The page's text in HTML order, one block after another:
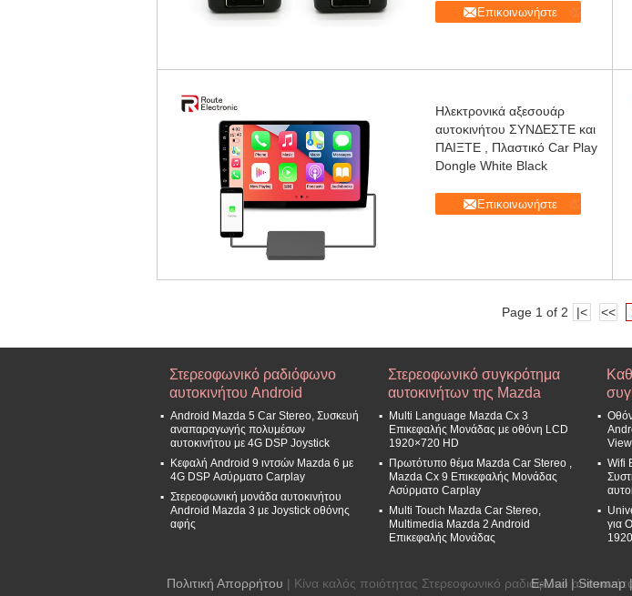
Επικοινωνήστε
Ηλεκτρονικά αξεσουάρ
αυτοκινήτου ΣΥΝΔΕΣΤΕ και
ΠΑΙΞΤΕ , Πλαστικό Car Play
Dongle White Black
Επικοινωνήστε
Page 1 of 2 |< <<
Στερεοφωνικό ραδιόφωνο
αυτοκινήτου Android
Android Mazda 5 Car Stereo, Συσκευή
αναπαραγωγής πολυμέσων
αυτοκινήτου με 4G DSP Joystick
Κεφαλή Android 9 ιντσών Mazda 6 με
4G DSP Ασύρματο Carplay
Στερεοφωνική μονάδα αυτοκινήτου
Android Mazda 3 με Joystick οθόνης
αφής
Στερεοφωνικό συγκρότημα
αυτοκινήτων της Mazda
Multi Language Mazda Cx 3
Επικεφαλής Μονάδας με οθόνη LCD
1920×720 HD
Πρωτότυπο θέμα Mazda Car Stereo ,
Mazda Cx 9 Επικεφαλής Μονάδας
Ασύρματο Carplay
Multi Touch Mazda Car Stereo,
Multimedia Mazda 2 Android
Επικεφαλής Μονάδας
View
Wifi
για
E-Mail|Sitemap
Πολιτική Απορρήτου | Κίνα καλός ποιότητας Στερεοφωνικό ραδιόφωνο